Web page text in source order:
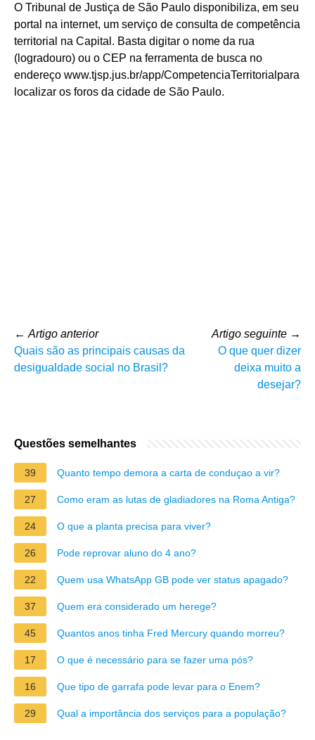
O Tribunal de Justiça de São Paulo disponibiliza, em seu
portal na internet, um serviço de consulta de competência
territorial na Capital. Basta digitar o nome da rua
(logradouro) ou o CEP na ferramenta de busca no
endereço www.tjsp.jus.br/app/CompetenciaTerritorialpara
localizar os foros da cidade de São Paulo.
← Artigo anterior
Quais são as principais causas da
desigualdade social no Brasil?
Artigo seguinte →
O que quer dizer
deixa muito a
desejar?
Questões semelhantes
39 Quanto tempo demora a carta de conduçao a vir?
27 Como eram as lutas de gladiadores na Roma Antiga?
24 O que a planta precisa para viver?
26 Pode reprovar aluno do 4 ano?
22 Quem usa WhatsApp GB pode ver status apagado?
37 Quem era considerado um herege?
45 Quantos anos tinha Fred Mercury quando morreu?
17 O que é necessário para se fazer uma pós?
16 Que tipo de garrafa pode levar para o Enem?
29 Qual a importância dos serviços para a população?